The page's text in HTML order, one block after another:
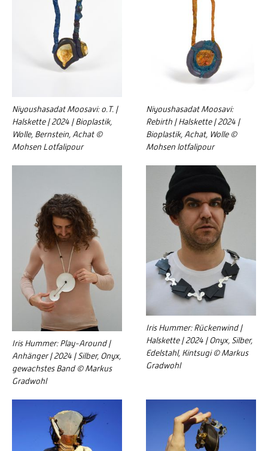
Niyoushasadat Moosavi: o.T. |
Halskette | 2024 | Bioplastik,
Wolle, Bernstein, Achat ©
Mohsen Lotfalipour
Niyoushasadat Moosavi:
Rebirth | Halskette | 2024 |
Bioplastik, Achat, Wolle ©
Mohsen lotfalipour
Iris Hummer: Play-Around |
Anhänger | 2024 | Silber, Onyx,
gewachstes Band © Markus
Gradwohl
Iris Hummer: Rückenwind |
Halskette | 2024 | Onyx, Silber,
Edelstahl, Kintsugi © Markus
Gradwohl